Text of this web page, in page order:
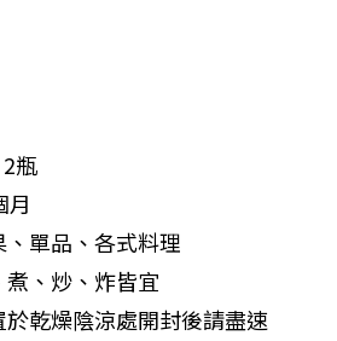
瓶
月
單品、各式料理
、炒、炸皆宜
乾燥陰涼處開封後請盡速